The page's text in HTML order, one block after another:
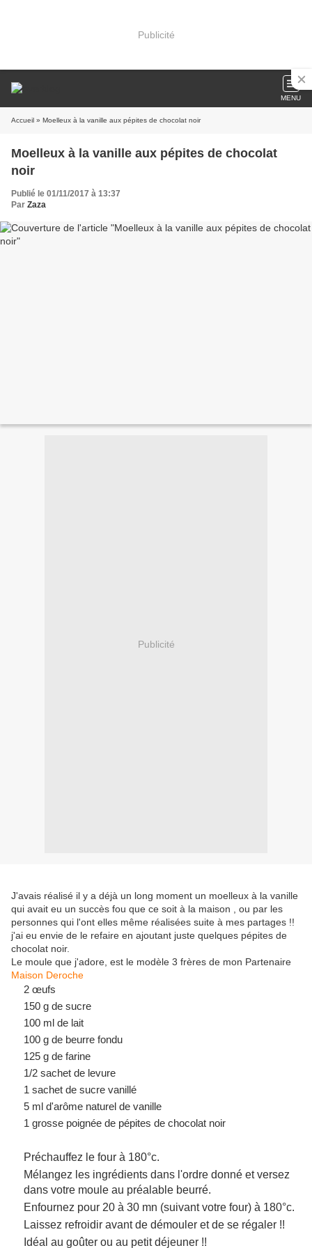
Publicité
MENU
Accueil » Moelleux à la vanille aux pépites de chocolat noir
Moelleux à la vanille aux pépites de chocolat
noir
Publié le 01/11/2017 à 13:37
Par Zaza
Publicité
J'avais réalisé il y a déjà un long moment un moelleux à la vanille
qui avait eu un succès fou que ce soit à la maison , ou par les
personnes qui l'ont elles même réalisées suite à mes partages !!
j'ai eu envie de le refaire en ajoutant juste quelques pépites de
chocolat noir.
Le moule que j'adore, est le modèle 3 frères de mon Partenaire
Maison Deroche
2 œufs
150 g de sucre
100 ml de lait
100 g de beurre fondu
125 g de farine
1/2 sachet de levure
1 sachet de sucre vanillé
5 ml d'arôme naturel de vanille
1 grosse poignée de pépites de chocolat noir
Préchauffez le four à 180°c.
Mélangez les ingrédients dans l'ordre donné et versez
dans votre moule au préalable beurré.
Enfournez pour 20 à 30 mn (suivant votre four) à 180°c.
Laissez refroidir avant de démouler et de se régaler !!
Idéal au goûter ou au petit déjeuner !!